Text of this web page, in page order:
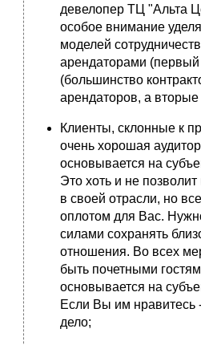
девелопер ТЦ "Альта
особое внимание
моделей
арендаторами
(большинство
арендаторов, а
Клиенты, склонные к
очень хорошая
основывается на
Это хоть и не
в своей отрасли, но
оплотом для Вас.
силами сохранять
отношения. Во всех
быть почетными
основывается на
Если Вы им нравитесь
дело;